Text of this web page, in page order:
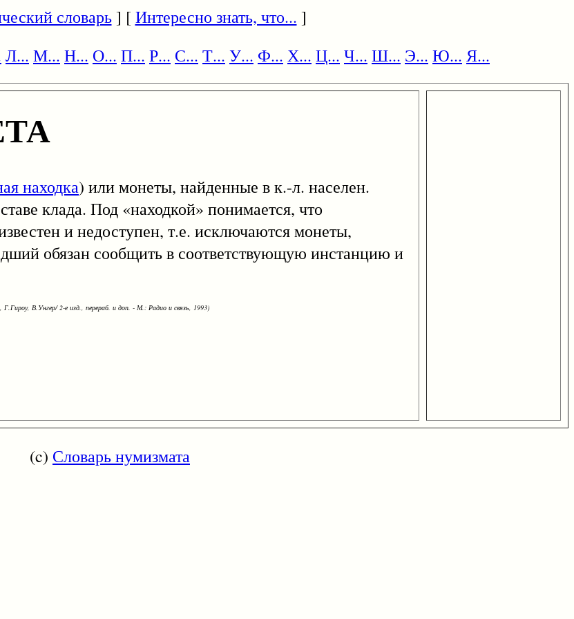
словарь] [Интересно знать, что... ]
Л... М... Н... О... П... Р... С... Т... У... Ф... Х... Ц... Ч... Ш... Э... Ю... Я...
находка) или монеты, найденные в к.-л. населен.
клада. Под «находкой» понимается, что
и недоступен, т.е. исключаются монеты,
обязан сообщить в соответствующую инстанцию и
В.Унгер/ 2-е изд., перераб. и доп. - М.: Радио и связь, 1993)
(c) Словарь нумизмата